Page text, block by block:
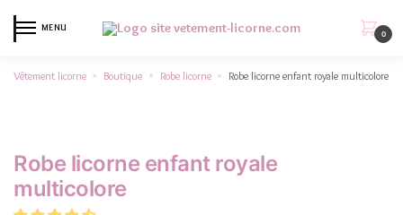
MENU
0
Vêtement licorne » Boutique » Robe licorne » Robe licorne enfant royale multicolore
Robe licorne enfant royale
multicolore